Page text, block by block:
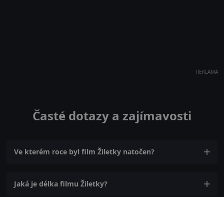
REKLAMA
Časté dotazy a zajímavosti
Ve kterém roce byl film Žiletky natočen?
Jaká je délka filmu Žiletky?